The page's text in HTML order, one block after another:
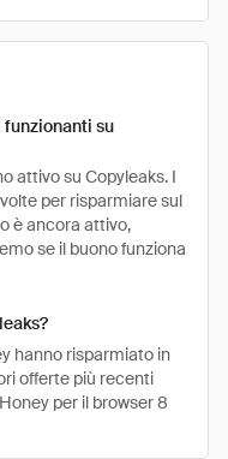
su
attivo su Copyleaks. I
per risparmiare sul
è ancora attivo,
se il buono funziona
hanno risparmiato in
offerte più recenti
per il browser 8